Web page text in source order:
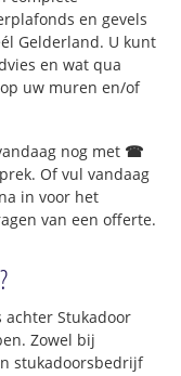
en gevels
Gelderland. U kunt
en wat qua
uw muren en/of
nog met ☎
Of vul vandaag
in voor het
van een offerte.
achter Stukadoor
Zowel bij
stukadoorsbedrijf